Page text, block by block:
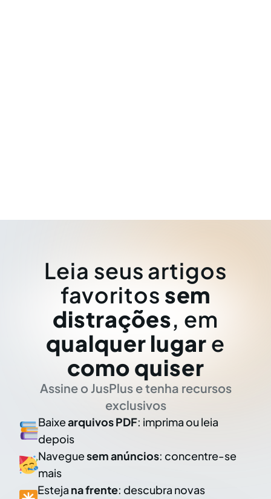
Leia seus artigos
favoritos sem
distrações, em
qualquer lugar e
como quiser
Assine o JusPlus e tenha recursos
exclusivos
Baixearquivos PDF: imprima ou leia
depois
Naveguesem anúncios: concentre-se
mais
Esteja na frente: descubra novas